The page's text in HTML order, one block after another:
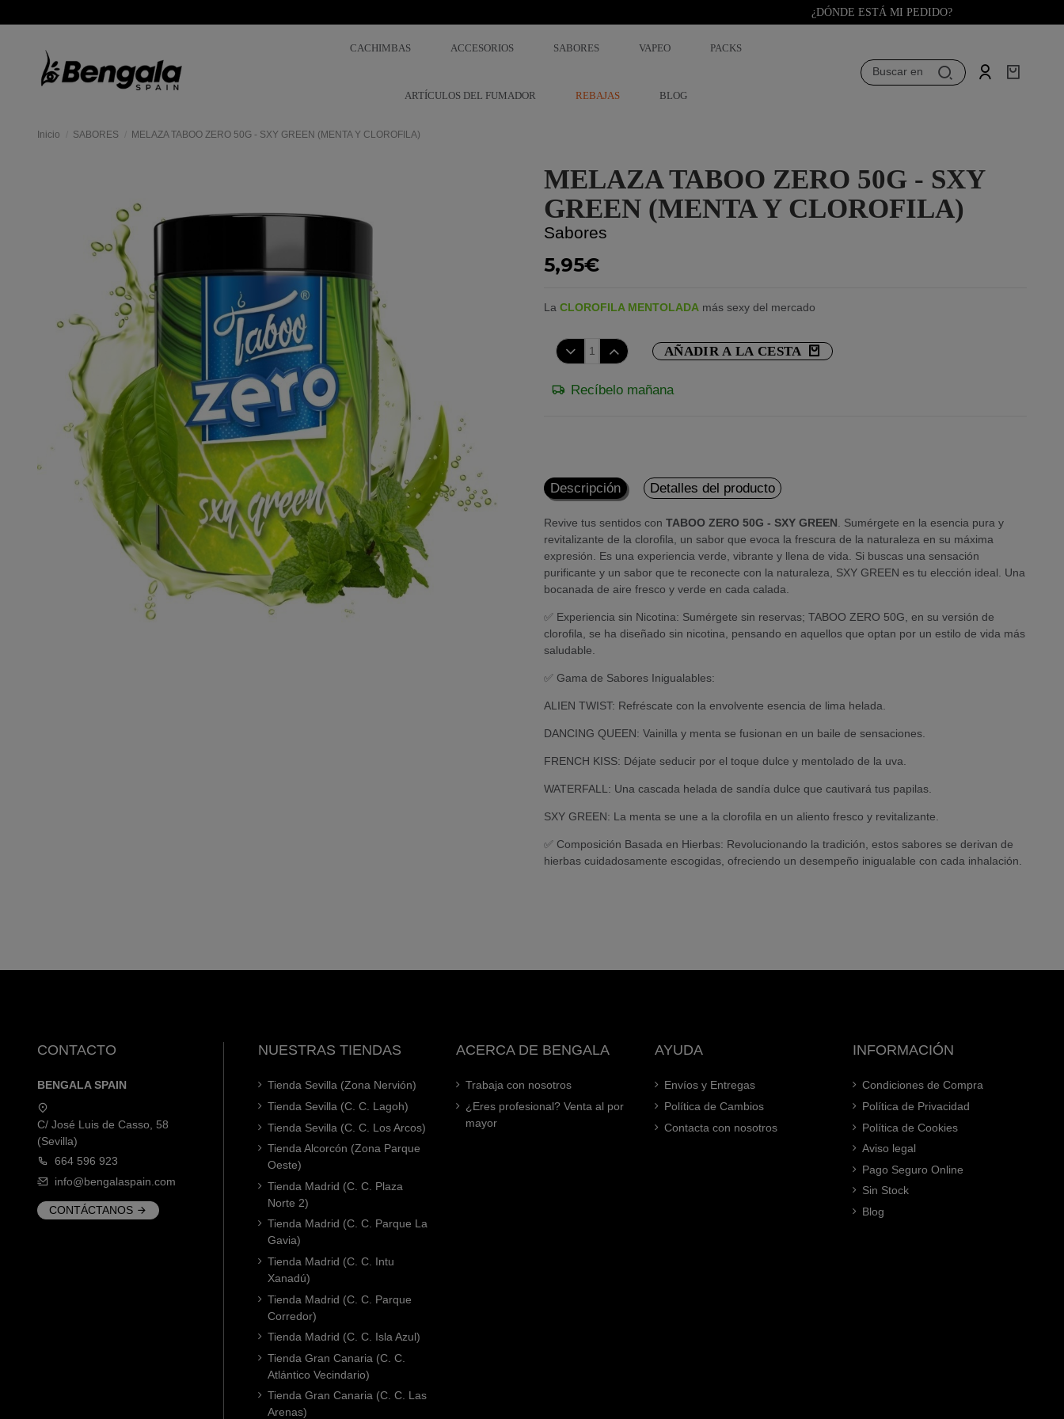
¿DÓNDE ESTÁ MI PEDIDO?
CACHIMBAS ACCESORIOS SABORES VAPEO PACKS
ARTÍCULOS DEL FUMADOR REBAJAS BLOG
Buscar en
Inicio SABORES MELAZA TABOO ZERO 50G - SXY GREEN (MENTA Y CLOROFILA)
MELAZA TABOO ZERO 50G - SXY
GREEN (MENTA Y CLOROFILA)
Sabores
5,95€
La CLOROFILA MENTOLADA más sexy del mercado
AÑADIR A LA CESTA
Recíbelo mañana
Descripción Detalles del producto
Revive tus sentidos con TABOO ZERO 50G - SXY GREEN . Sumérgete en la esencia pura y
revitalizante de la clorofila, un sabor que evoca la frescura de la naturaleza en su máxima
expresión. Es una experiencia verde, vibrante y llena de vida. Si buscas una sensación
purificante y un sabor que te reconecte con la naturaleza, SXY GREEN es tu elección ideal. Una
bocanada de aire fresco y verde en cada calada.
✅ Experiencia sin Nicotina: Sumérgete sin reservas; TABOO ZERO 50G, en su versión de
clorofila, se ha diseñado sin nicotina, pensando en aquellos que optan por un estilo de vida más
saludable.
✅ Gama de Sabores Inigualables:
ALIEN TWIST: Refréscate con la envolvente esencia de lima helada.
DANCING QUEEN: Vainilla y menta se fusionan en un baile de sensaciones.
FRENCH KISS: Déjate seducir por el toque dulce y mentolado de la uva.
WATERFALL: Una cascada helada de sandía dulce que cautivará tus papilas.
SXY GREEN: La menta se une a la clorofila en un aliento fresco y revitalizante.
✅ Composición Basada en Hierbas: Revolucionando la tradición, estos sabores se derivan de
hierbas cuidadosamente escogidas, ofreciendo un desempeño inigualable con cada inhalación.
CONTACTO
BENGALA SPAIN
C/ José Luis de Casso, 58
(Sevilla)
664 596 923
info@bengalaspain.com
CONTÁCTANOS
NUESTRAS TIENDAS
Tienda Sevilla (Zona Nervión)
Tienda Sevilla (C. C. Lagoh)
Tienda Sevilla (C. C. Los Arcos)
Tienda Alcorcón (Zona Parque
Oeste)
Tienda Madrid (C. C. Plaza
Norte 2)
Tienda Madrid (C. C. Parque La
Gavia)
Tienda Madrid (C. C. Intu
Xanadú)
Tienda Madrid (C. C. Parque
Corredor)
Tienda Madrid (C. C. Isla Azul)
Tienda Gran Canaria (C. C.
Atlántico Vecindario)
Tienda Gran Canaria (C. C. Las
Arenas)
ACERCA DE BENGALA
Trabaja con nosotros
¿Eres profesional? Venta al por
mayor
AYUDA
Envíos y Entregas
Política de Cambios
Contacta con nosotros
INFORMACIÓN
Condiciones de Compra
Política de Privacidad
Política de Cookies
Aviso legal
Pago Seguro Online
Sin Stock
Blog